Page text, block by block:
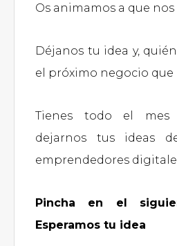
Os animamos a que nos
Déjanos tu idea y,
el próximo negocio que
Tienes todo el
dejarnos tus ideas
emprendedores
Pincha en el
Esperamos tu idea